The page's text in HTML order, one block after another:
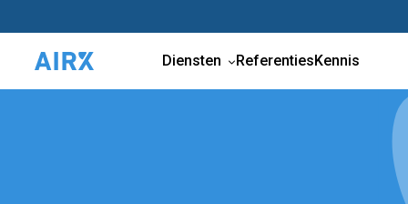
Diensten ReferentiesKennis